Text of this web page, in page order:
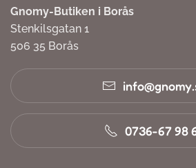
Gnomy-Butiken i Borås
Stenkilsgatan 1
506 35 Borås
0736-67 98